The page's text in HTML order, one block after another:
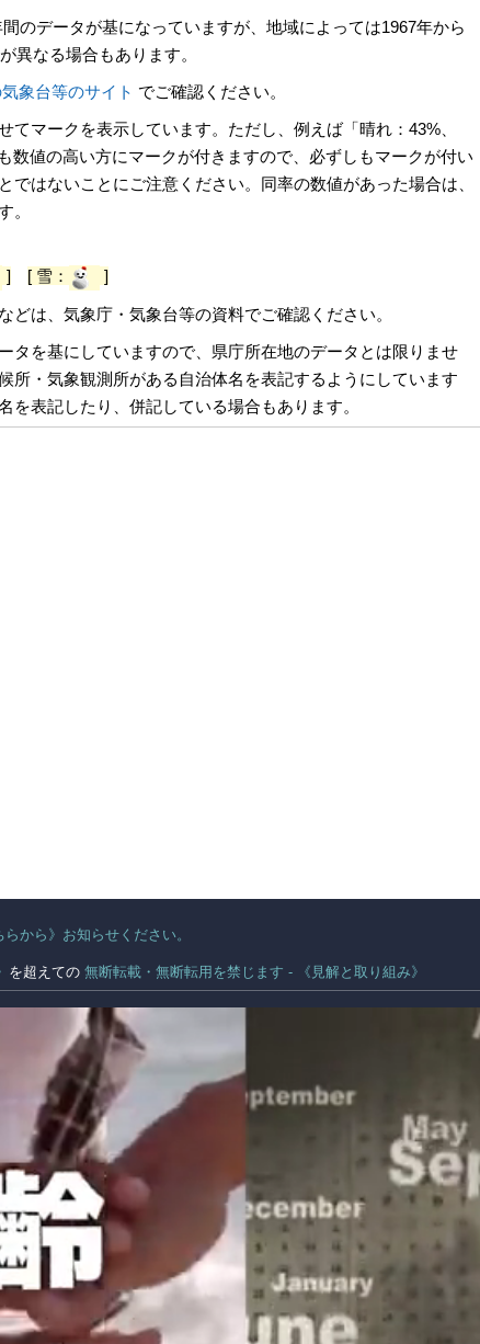
のデータが基になっていますが、地域によっては1967年から
異なる場合もあります。
象台等のサイト でご確認ください。
せてマークを表示しています。ただし、例えば「晴れ：43%、
数値の高い方にマークが付きますので、必ずしもマークが付い
ではないことにご注意ください。同率の数値があった場合は、
。
] [ 雪： ]
どは、気象庁・気象台等の資料でご確認ください。
タを基にしていますので、県庁所在地のデータとは限りませ
所・気象観測所がある自治体名を表記するようにしています
を表記したり、併記している場合もあります。
らから》お知らせください。
を超えての 無断転載・無断転用を禁じます - 《見解と取り組み》